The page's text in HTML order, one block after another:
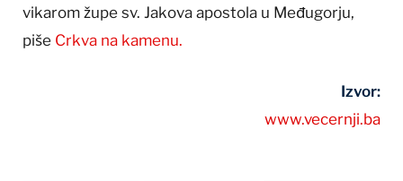
vikarom župe sv. Jakova apostola u Međugorju,
piše Crkva na kamenu.
Izvor:
www.vecernji.ba